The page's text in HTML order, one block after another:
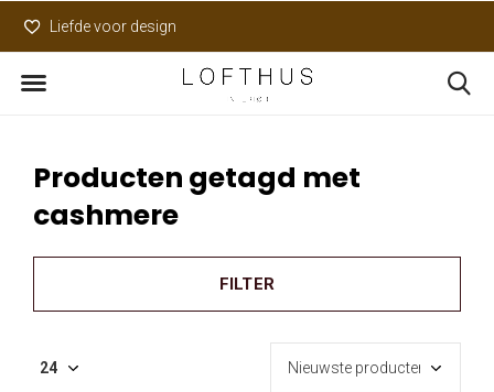
Liefde voor design
Producten getagd met
cashmere
FILTER